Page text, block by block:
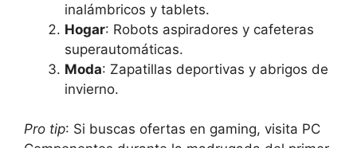
inalámbricos y tablets.
Hogar: Robots aspiradores y cafeteras
superautomáticas.
Moda: Zapatillas deportivas y abrigos de
invierno.
Pro tip: Si buscas ofertas en gaming, visita PC